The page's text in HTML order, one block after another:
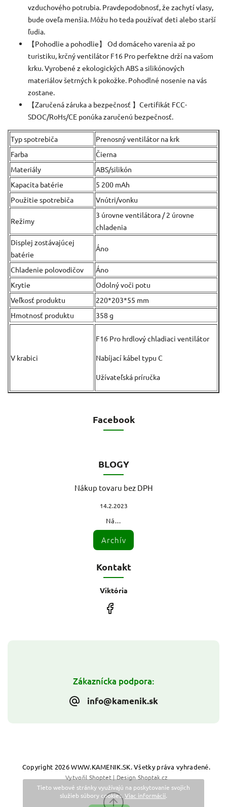
Tieto webové stránky využívajú na poskytovanie svojich
služieb súbory cookies. Viac informácií.
vzduchového potrubia. Pravdepodobnosť, že zachytí vlasy,
bude oveľa menšia. Môžu ho teda používať deti alebo starší
ľudia.
【Pohodlie a pohodlie】 Od domáceho varenia až po
turistiku, krčný ventilátor F16 Pro perfektne drží na vašom
krku. Vyrobené z ekologických ABS a silikónových
materiálov šetrných k pokožke. Pohodlné nosenie na vás
zostane.
【Zaručená záruka a bezpečnosť 】Certifikát FCC-
SDOC/RoHs/CE ponúka zaručenú bezpečnosť.
Typ spotrebiča
Prenosný ventilátor na krk
Farba
Čierna
Materiály
ABS/silikón
Kapacita batérie
5 200 mAh
Použitie spotrebiča
Vnútri/vonku
Režimy
3 úrovne ventilátora / 2 úrovne
chladenia
Displej zostávajúcej
batérie
Áno
Chladenie polovodičov
Áno
Krytie
Odolný voči potu
Veľkosť produktu
220*203*55 mm
Hmotnosť produktu
358 g
V krabici
F16 Pro hrdlový chladiaci ventilátor
Nabíjací kábel typu C
Užívateľská príručka
Zákaznícka podpora:
info@kamenik.sk
Facebook
BLOGY
Nákup tovaru bez DPH
14.2.2023
Ná...
Archív
Kontakt
Viktória
Copyright 2026WWW.KAMENIK.SK. Všetky práva vyhradené.
Vytvořil Shoptet| Design Shoptak.cz